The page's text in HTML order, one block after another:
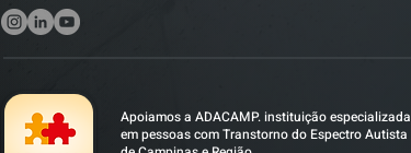
Apoiamos a ADACAMP. instituição especializada
em pessoas com Transtorno do Espectro Autista